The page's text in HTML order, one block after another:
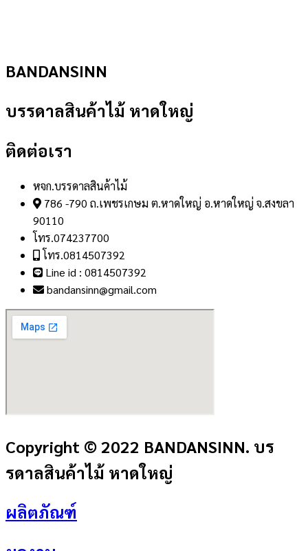
BANDANSINN
บรรดาลสินค้าไม้ หาดใหญ่
ติดต่อเรา
หจก.บรรดาลสินค้าไม้
786 -790 ถ.เพชรเกษม ต.หาดใหญ่ อ.หาดใหญ่ จ.สงขลา
90110
โทร.074237700
โทร.0814507392
Line id : 0814507392
bandansinn@gmail.com
Copyright © 2022 BANDANSINN. บร
รดาลสินค้าไม้ หาดใหญ่
ผลิตภัณฑ์